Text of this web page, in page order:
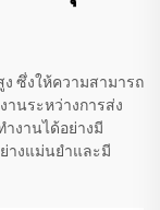
ซึ่งให้ความสามารถ
นระหว่างการส่ง
งานได้อย่างมี
างแม่นยำและมี